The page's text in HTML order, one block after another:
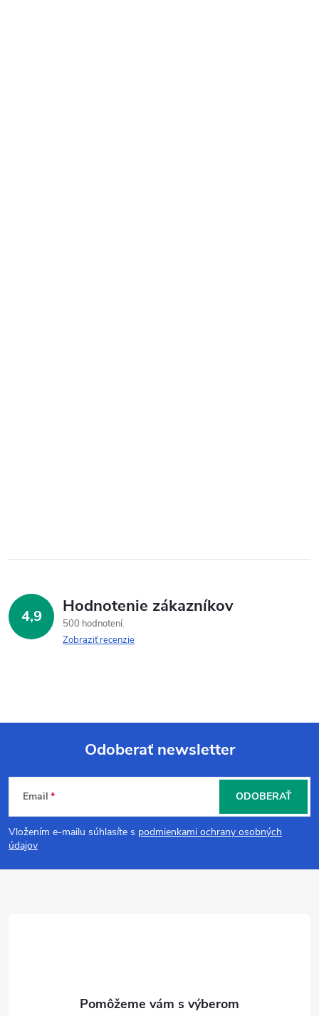
4,9 Hodnotenie zákazníkov
500 hodnotení
Zobraziť recenzie
Z
á
p
Odoberať newsletter
Email
Vložením e-mailu súhlasíte s podmienkami ochrany osobných
údajov
ODOBERAŤ